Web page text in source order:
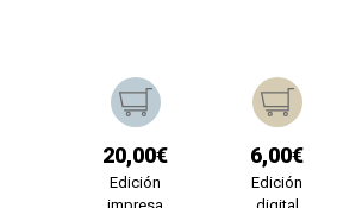
20,00€
Edición
6,00€
Edición